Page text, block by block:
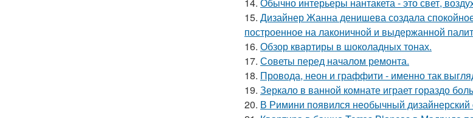
15. Дизайнер Жанна денишева создала
построенное на лаконичной и выдержанной
16. Обзор квартиры в шоколадных тонах.
17. Советы перед началом ремонта.
18. Провода, неон и граффити - именно так
19. Зеркало в ванной комнате играет гораздо
20. В Римини появился необычный дизайнерский